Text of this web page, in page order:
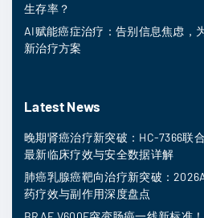
生存率？
AI赋能癌症治疗：告别信息焦虑，
新治疗方案
Latest News
晚期肾癌治疗新突破：HC-7366联
最新临床疗效与安全数据详解
肺癌乳腺癌靶向治疗新突破：
药疗效与副作用深度盘点